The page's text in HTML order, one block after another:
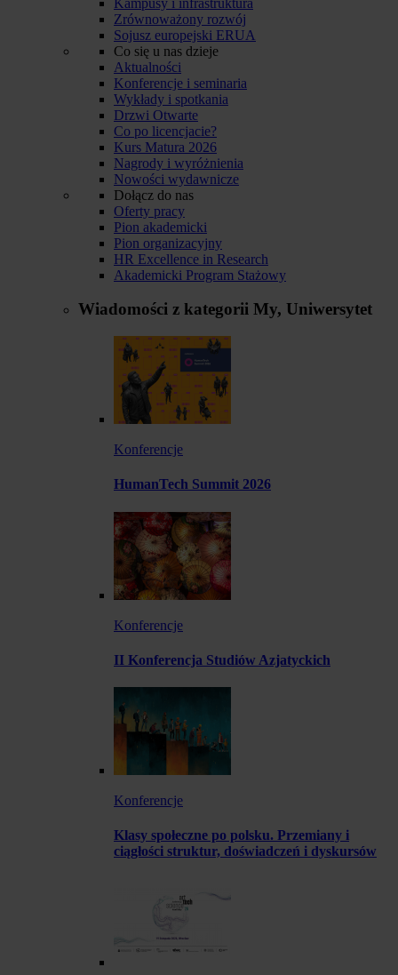
Zrównoważony rozwój
Sojusz europejski ERUA
Co się u nas dzieje
Aktualności
Konferencje i seminaria
Wykłady i spotkania
Drzwi Otwarte
Co po licencjacie?
Kurs Matura 2026
Nagrody i wyróżnienia
Nowości wydawnicze
Dołącz do nas
Oferty pracy
Pion akademicki
Pion organizacyjny
HR Excellence in Research
Akademicki Program Stażowy
Wiadomości z kategorii My, Uniwersytet
Konferencje
HumanTech Summit 2026
Konferencje
II Konferencja Studiów Azjatyckich
Konferencje
Klasy społeczne po polsku. Przemiany i
ciągłości struktur, doświadczeń i dyskursów